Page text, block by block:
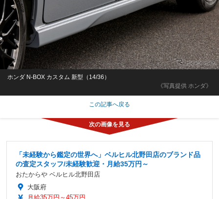
《写真提供 ホンダ》
ホンダ N-BOX カスタム 新型（14/36）
この記事へ戻る
「未経験から鑑定の世界へ」ベルヒル北野田店のブランド品
の査定スタッフ/未経験歓迎・月給35万円～
おたからや ベルヒル北野田店
大阪府
月給35万円～45万円